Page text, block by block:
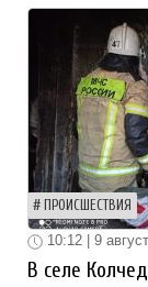
ПРОИСШЕСТВИЯ
10:12 | 9
В селе